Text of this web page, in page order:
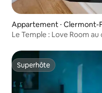
Appartement ⋅ Clermont-
Le Temple : Love Room
Superhôte
Superhôte